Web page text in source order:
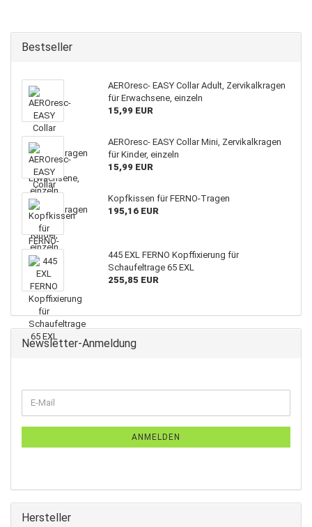
Bestseller
AEROresc- EASY Collar Adult, Zervikalkragen
für Erwachsene, einzeln
15,99 EUR
AEROresc- EASY Collar Mini, Zervikalkragen
für Kinder, einzeln
15,99 EUR
Kopfkissen für FERNO-Tragen
195,16 EUR
445 EXL FERNO Kopffixierung für
Schaufeltrage 65 EXL
255,85 EUR
Newsletter-Anmeldung
ANMELDEN
Hersteller